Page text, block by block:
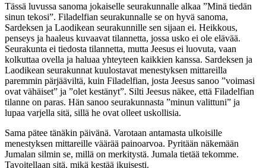
Tässä luvussa sanoma jokaiselle seurakunnalle alkaa ”Minä tiedän
sinun tekosi”. Filadelfian seurakunnalle se on hyvä sanoma,
Sardeksen ja Laodikean seurakunnille sen sijaan ei. Heikkous,
penseys ja haaleus kuvaavat tilannetta, jossa usko ei ole elävää.
Seurakunta ei tiedosta tilannetta, mutta Jeesus ei luovuta, vaan
kolkuttaa ovella ja haluaa yhteyteen kaikkien kanssa. Sardeksen ja
Laodikean seurakunnat kuulostavat menestyksen mittareilla
paremmin pärjääviltä, kuin Filadelfian, josta Jeesus sanoo ”voimasi
ovat vähäiset” ja ”olet kestänyt”. Silti Jeesus näkee, että Filadelfian
tilanne on paras. Hän sanoo seurakunnasta ”minun valittuni” ja
lupaa varjella sitä, sillä he ovat olleet uskollisia.
Sama pätee tänäkin päivänä. Varotaan antamasta ulkoisille
menestyksen mittareille väärää painoarvoa. Pyritään näkemään
Jumalan silmin se, millä on merkitystä. Jumala tietää tekomme.
Tavoitellaan sitä, mikä kestää ikuisesti.